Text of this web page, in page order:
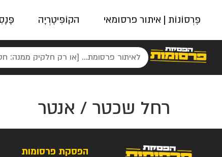
פֶּרְסוֹנוֹת | איתור פרסומאי הקוֹפִּיטֶרְיָה
פאשן
ניינטיז
רחל שכטר / אנטר
הפסקת פרסומות